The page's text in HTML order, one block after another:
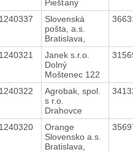
Piešťany
Slovenská
pošta, a.s.
Bratislava,
Janek s.r.o.
Dolný
Moštenec 122
Agrobak, spol.
s r.o.
Drahovce
Orange
Slovensko a.s.
Bratislava,